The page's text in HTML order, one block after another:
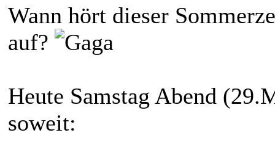
Wann hört dieser
auf?
Heute Samstag Abend
soweit: